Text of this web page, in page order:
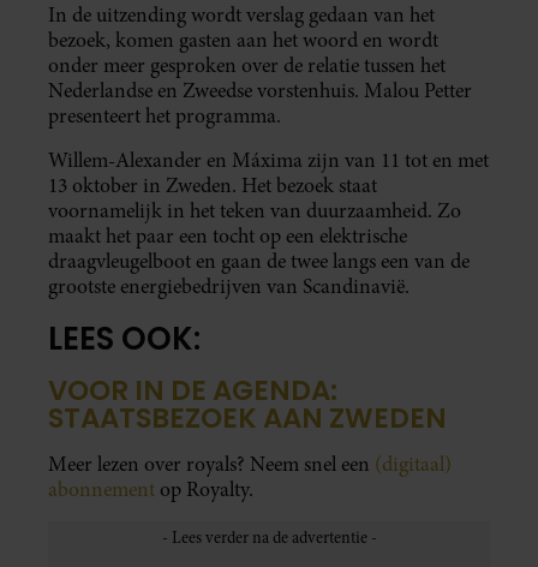
In de uitzending wordt verslag gedaan van het
bezoek, komen gasten aan het woord en wordt
onder meer gesproken over de relatie tussen het
Nederlandse en Zweedse vorstenhuis. Malou Petter
presenteert het programma.
Willem-Alexander en Máxima zijn van 11 tot en met
13 oktober in Zweden. Het bezoek staat
voornamelijk in het teken van duurzaamheid. Zo
maakt het paar een tocht op een elektrische
draagvleugelboot en gaan de twee langs een van de
grootste energiebedrijven van Scandinavië.
LEES OOK:
VOOR IN DE AGENDA:
STAATSBEZOEK AAN ZWEDEN
Meer lezen over royals? Neem snel een (digitaal)
abonnement op Royalty.